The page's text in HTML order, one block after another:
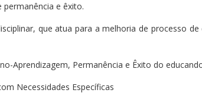
permanência e êxito.
que atua para a melhoria de processo
Aprendizagem, Permanência e Êxito do
Necessidades Específicas